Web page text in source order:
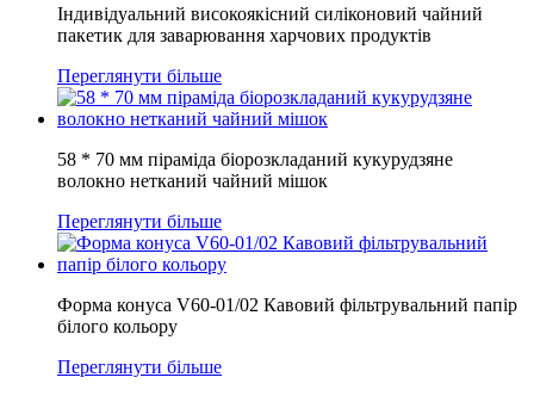
Індивідуальний високоякісний силіконовий чайний
пакетик для заварювання харчових продуктів
Переглянути більше
58 * 70 мм піраміда біорозкладаний кукурудзяне
волокно нетканий чайний мішок
Переглянути більше
Форма конуса V60-01/02 Кавовий фільтрувальний папір
білого кольору
Переглянути більше